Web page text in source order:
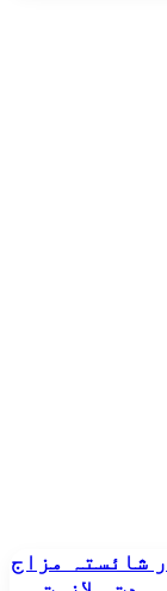
شائستہ مزاج